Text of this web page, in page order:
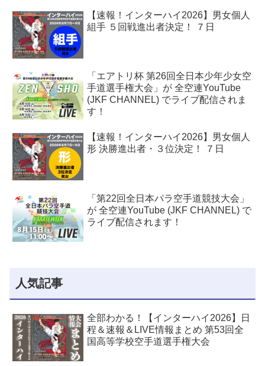
【速報！インターハイ2026】男女個人
組手 ５回戦進出者決定！ ７日
「エアトリ杯 第26回全日本少年少女空
手道選手権大会」が 全空連YouTube
(JKF CHANNEL) でライブ配信されま
す！
【速報！インターハイ2026】男女個人
形 決勝進出者・３位決定！ ７日
「第22回全日本パラ空手道競技大会」
が 全空連YouTube (JKF CHANNEL) で
ライブ配信されます！
人気記事
全部わかる！【インターハイ2026】日
程＆速報＆LIVE情報まとめ 第53回全
国高等学校空手道選手権大会